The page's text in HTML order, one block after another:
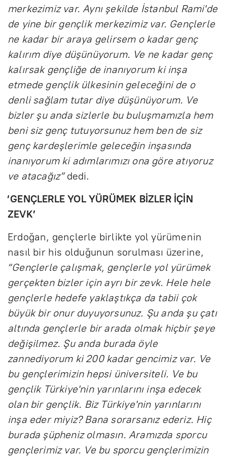
merkezimiz var. Aynı şekilde İstanbul Rami'de
de yine bir gençlik merkezimiz var. Gençlerle
ne kadar bir araya gelirsem o kadar genç
kalırım diye düşünüyorum. Ve ne kadar genç
kalırsak gençliğe de inanıyorum ki inşa
etmede gençlik ülkesinin geleceğini de o
denli sağlam tutar diye düşünüyorum. Ve
bizler şu anda sizlerle bu buluşmamızla hem
beni siz genç tutuyorsunuz hem ben de siz
genç kardeşlerimle geleceğin inşasında
inanıyorum ki adımlarımızı ona göre atıyoruz
ve atacağız”dedi.
‘GENÇLERLE YOL YÜRÜMEK BİZLER İÇİN
ZEVK’
Erdoğan, gençlerle birlikte yol yürümenin
nasıl bir his olduğunun sorulması üzerine,
“Gençlerle çalışmak, gençlerle yol yürümek
gerçekten bizler için ayrı bir zevk. Hele hele
gençlerle hedefe yaklaştıkça da tabii çok
büyük bir onur duyuyorsunuz. Şu anda şu çatı
altında gençlerle bir arada olmak hiçbir şeye
değişilmez. Şu anda burada öyle
zannediyorum ki 200 kadar gencimiz var. Ve
bu gençlerimizin hepsi üniversiteli. Ve bu
gençlik Türkiye'nin yarınlarını inşa edecek
olan bir gençlik. Biz Türkiye'nin yarınlarını
inşa eder miyiz? Bana sorarsanız ederiz. Hiç
burada şüpheniz olmasın. Aramızda sporcu
gençlerimiz var. Ve bu sporcu gençlerimizin